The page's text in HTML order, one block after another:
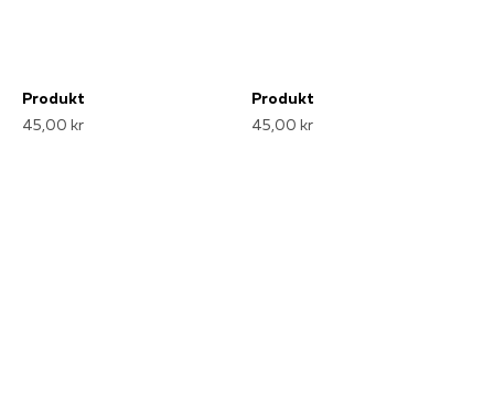
Produkt
45,00 kr
Produkt
45,00 kr